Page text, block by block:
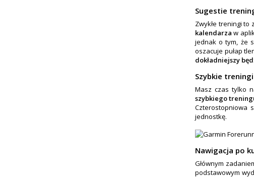
Sugestie
Zwykłe treningi to
kalendarza w
jednak o tym, że
oszacuje pułap
dokładniejszy
Szybkie
Masz czas tylko
szybkiego
Czterostopniowa
jednostkę.
Nawigacja po
Głównym
podstawowym